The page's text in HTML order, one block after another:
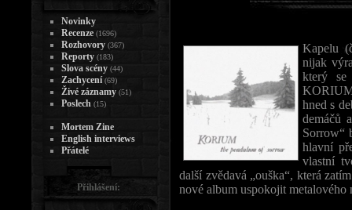
Kapelu
nijak
který se
hned s
demáčů
Sorrow“
hlavní
vlastní
další zvědavá „ouška“, která
nové album uspokojit metalového
Novinky
Recenze (1696)
Rozhovory (367)
Reporty (183)
Slova scény (44)
Zachycení (69)
Živé záznamy (51)
Poslech (15)
Mortem Zine
English interviews
Přátelé
Přihlášení: